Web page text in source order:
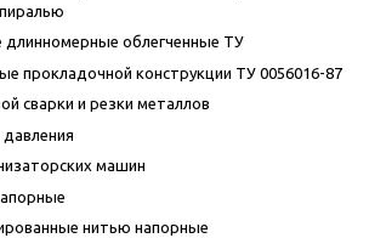
длинномерные облегченные ТУ
прокладочной конструкции ТУ 0056016-87
сварки и резки металлов
машин
нитью напорные